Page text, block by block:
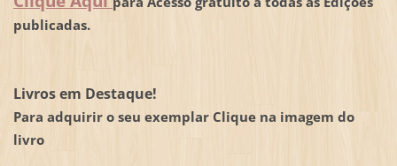
publicadas.
Livros em Destaque!
Para adquirir o seu exemplar Clique na imagem do
livro